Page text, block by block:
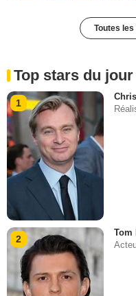
Toutes
Top stars du jour
1
2
Tom